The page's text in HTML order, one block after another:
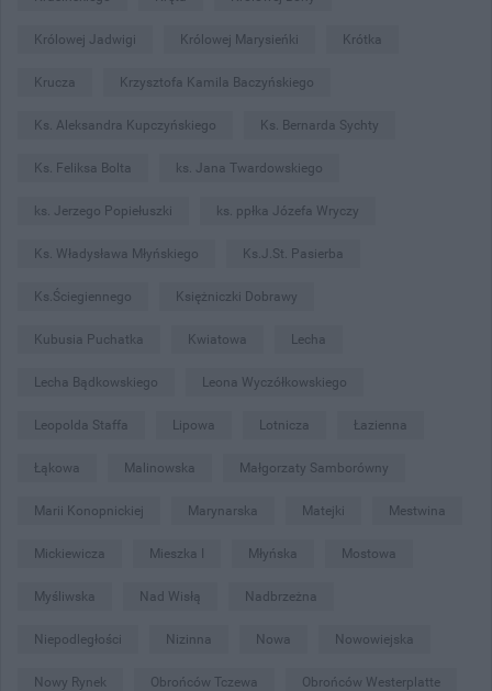
Królowej Jadwigi Królowej Marysieńki Krótka
Krucza Krzysztofa Kamila Baczyńskiego
Ks. Aleksandra Kupczyńskiego Ks. Bernarda Sychty
Ks. Feliksa Bolta ks. Jana Twardowskiego
ks. Jerzego Popiełuszki ks. ppłka Józefa Wryczy
Ks. Władysława Młyńskiego Ks.J.St. Pasierba
Ks.Ściegiennego Księżniczki Dobrawy
Kubusia Puchatka Kwiatowa Lecha
Lecha Bądkowskiego Leona Wyczółkowskiego
Leopolda Staffa Lipowa Lotnicza Łazienna
Łąkowa Malinowska Małgorzaty Samborówny
Marii Konopnickiej Marynarska Matejki Mestwina
Mickiewicza Mieszka I Młyńska Mostowa
Myśliwska Nad Wisłą Nadbrzeżna
Niepodległości Nizinna Nowa Nowowiejska
Nowy Rynek Obrońców Tczewa Obrońców Westerplatte